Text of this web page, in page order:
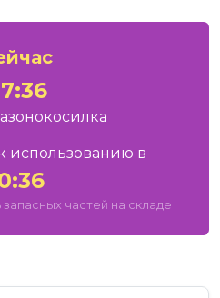
использованию в
частей на складе